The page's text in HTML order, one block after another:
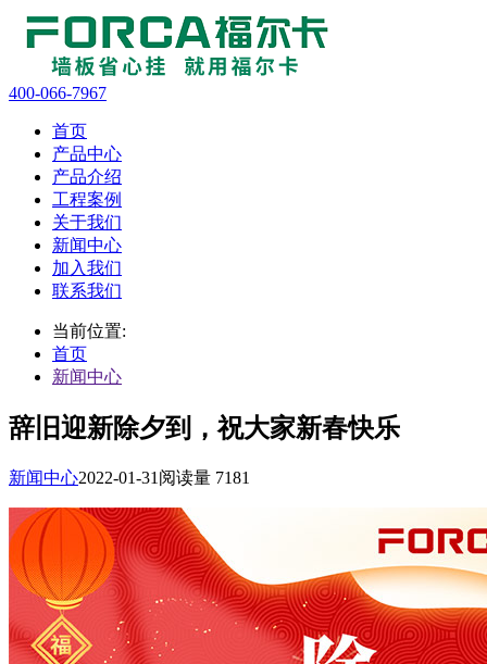
400-066-7967
首页
产品中心
产品介绍
工程案例
关于我们
新闻中心
加入我们
联系我们
当前位置:
首页
新闻中心
辞旧迎新除夕到，祝大家新春快乐
新闻中心2022-01-31 阅读量 7181